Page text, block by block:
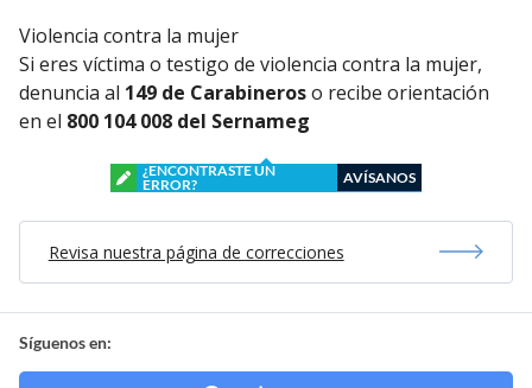
Violencia contra la mujer
Si eres víctima o testigo de violencia contra la mujer,
denuncia al 149 de Carabineroso recibe orientación
en el 800 104 008 del Sernameg
¿ENCONTRASTE UN
ERROR?
AVÍSANOS
Revisa nuestra página de correcciones
Síguenos en: